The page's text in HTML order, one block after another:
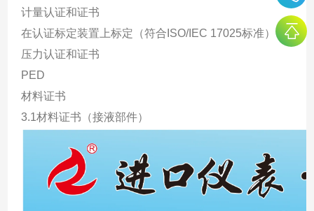
计量认证和证书
在认证标定装置上标定（符合ISO/IEC 17025标准）
压力认证和证书
PED
材料证书
3.1材料证书（接液部件）